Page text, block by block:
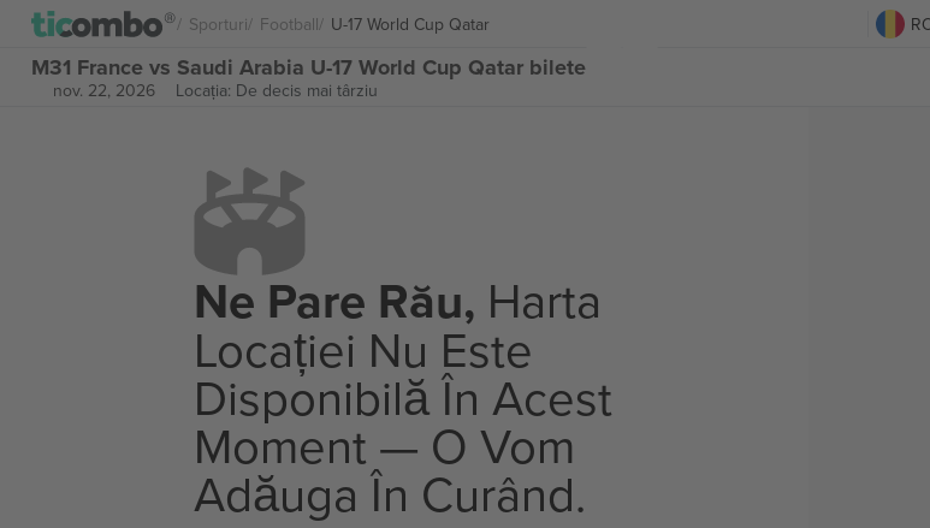
Sporturi Football U-17 World Cup Qatar
M31 France vs Saudi Arabia U-17 World Cup Qatar bilete
nov. 22, 2026 Locația: De decis mai târziu
Ne Pare Rău, Harta
Locației Nu Este
Disponibilă În Acest
Moment — O Vom
Adăuga În Curând.